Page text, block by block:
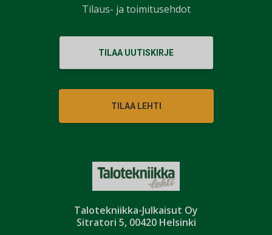
Talotekniikka-Julkaisut Oy
Sitratori 5, 00420 Helsinki
TILAA UUTISKIRJE
TILAA LEHTI
Tilaus- ja toimitusehdot